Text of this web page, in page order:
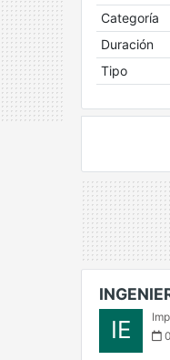
Categoría
Duración
Tipo
IE